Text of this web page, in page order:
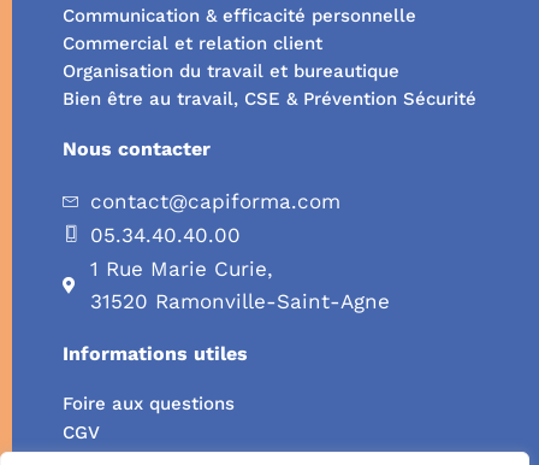
Communication & efficacité personnelle
Commercial et relation client
Organisation du travail et bureautique
Bien être au travail, CSE & Prévention Sécurité
Nous contacter
contact@capiforma.com
05.34.40.40.00
1 Rue Marie Curie,
31520 Ramonville-Saint-Agne
Informations utiles
Foire aux questions
CGV